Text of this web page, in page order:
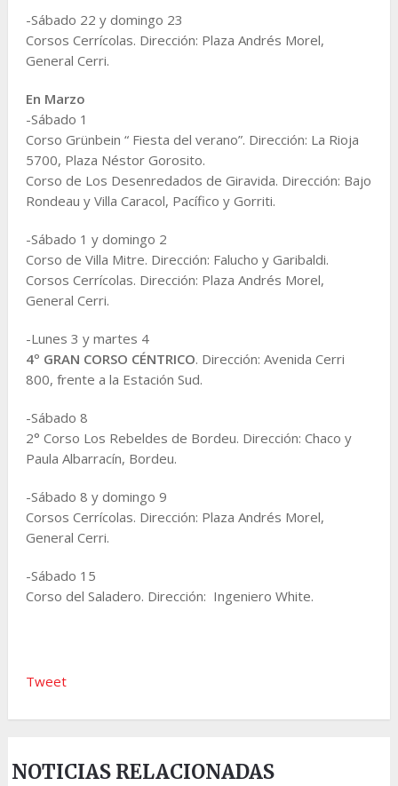
-Sábado 22 y domingo 23
Corsos Cerrícolas. Dirección: Plaza Andrés Morel,
General Cerri.
En Marzo
-Sábado 1
Corso Grünbein “ Fiesta del verano”. Dirección: La Rioja
5700, Plaza Néstor Gorosito.
Corso de Los Desenredados de Giravida. Dirección: Bajo
Rondeau y Villa Caracol, Pacífico y Gorriti.
-Sábado 1 y domingo 2
Corso de Villa Mitre. Dirección: Falucho y Garibaldi.
Corsos Cerrícolas. Dirección: Plaza Andrés Morel,
General Cerri.
-Lunes 3 y martes 4
4º GRAN CORSO CÉNTRICO. Dirección: Avenida Cerri
800, frente a la Estación Sud.
-Sábado 8
2° Corso Los Rebeldes de Bordeu. Dirección: Chaco y
Paula Albarracín, Bordeu.
-Sábado 8 y domingo 9
Corsos Cerrícolas. Dirección: Plaza Andrés Morel,
General Cerri.
-Sábado 15
Corso del Saladero. Dirección: Ingeniero White.
Tweet
NOTICIAS RELACIONADAS